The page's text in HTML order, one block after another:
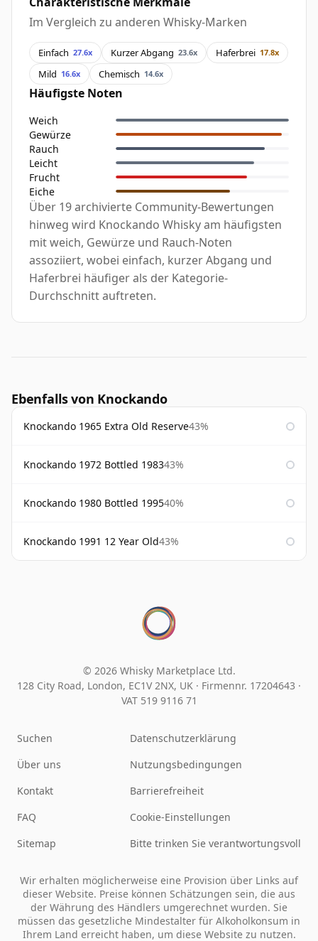
Im Vergleich zu anderen Whisky-Marken
Einfach 27.6x Kurzer Abgang 23.6x Haferbrei 17.8x
Mild 16.6x Chemisch 14.6x
Häufigste Noten
Weich
Gewürze
Rauch
Leicht
Frucht
Eiche
Über 19 archivierte Community-Bewertungen
hinweg wird Knockando Whisky am häufigsten
mit weich, Gewürze und Rauch-Noten
assoziiert, wobei einfach, kurzer Abgang und
Haferbrei häufiger als der Kategorie-
Durchschnitt auftreten.
Ebenfalls von Knockando
Knockando 1965 Extra Old Reserve43%
Knockando 1972 Bottled 198343%
Knockando 1980 Bottled 199540%
Knockando 1991 12 Year Old43%
© 2026 Whisky Marketplace Ltd.
128 City Road, London, EC1V 2NX, UK · Firmennr. 17204643 ·
VAT 519 9116 71
Suchen
Über uns
Kontakt
FAQ
Sitemap
Datenschutzerklärung
Nutzungsbedingungen
Barrierefreiheit
Cookie-Einstellungen
Bitte trinken Sie verantwortungsvoll
Wir erhalten möglicherweise eine Provision über Links auf
dieser Website. Preise können Schätzungen sein, die aus
der Währung des Händlers umgerechnet wurden. Sie
müssen das gesetzliche Mindestalter für Alkoholkonsum in
Ihrem Land erreicht haben, um diese Website zu nutzen.